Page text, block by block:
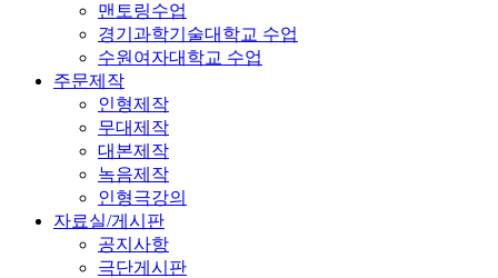
맨토링수업
경기과학기술대학교 수업
수원여자대학교 수업
주문제작
인형제작
무대제작
대본제작
녹음제작
인형극강의
자료실/게시판
공지사항
극단게시판